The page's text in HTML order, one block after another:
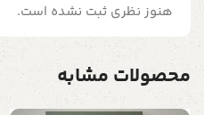
هنوز نظری ثبت نشده است.
محصولات مشابه